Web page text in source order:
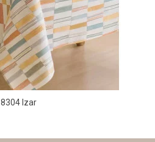
8304 Izar